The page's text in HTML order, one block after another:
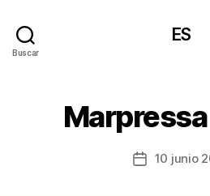
Buscar
ES
Fecha10 junio